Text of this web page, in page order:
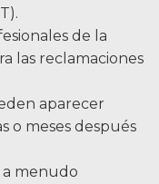
VA
de la
las reclamaciones
aparecer
o meses después
a menudo